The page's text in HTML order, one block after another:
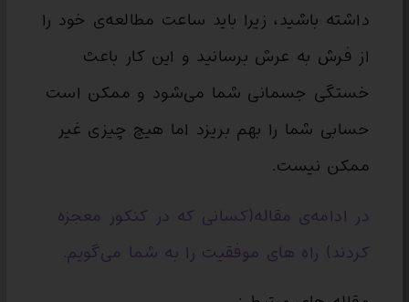
داشته باشید، زیرا باید ساعت مطالعه‌ی خود را
از فرش به عرش برسانید و این کار باعث
خستگی جسمانی شما می‌شود و ممکن است
حسابی شما را بهم بریزد اما هیچ چیزی غیر
ممکن نیست.
در ادامه‌ی مقاله(کسانی که در کنکور معجزه
کردند) راه های موفقیت را به شما می‌گویم.